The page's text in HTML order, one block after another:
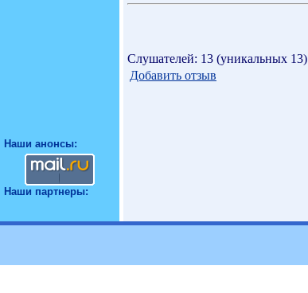
Наши анонсы:
Наши партнеры:
Слушателей: 13 (уникальных 13)
Добавить отзыв